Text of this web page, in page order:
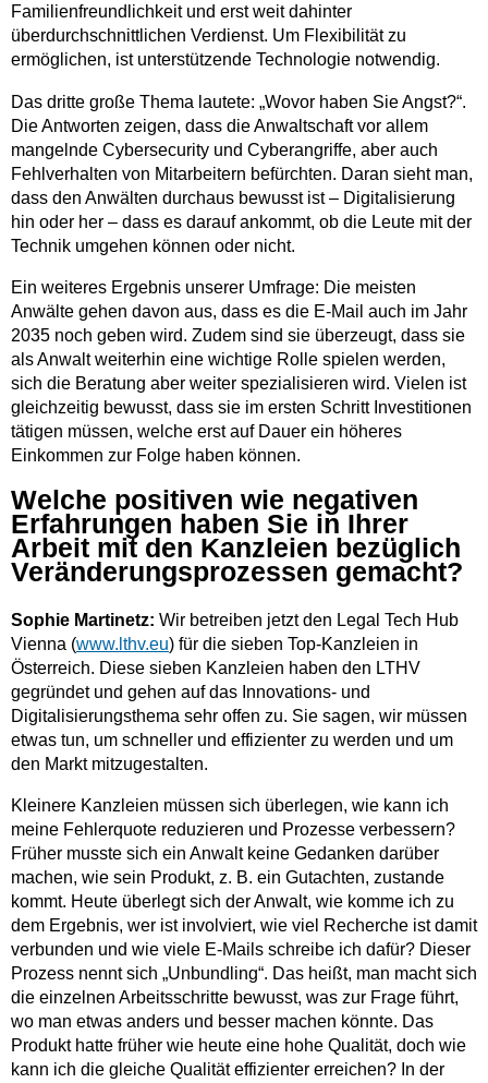
Familienfreundlichkeit und erst weit dahinter
überdurchschnittlichen Verdienst. Um Flexibilität zu
ermöglichen, ist unterstützende Technologie notwendig.
Das dritte große Thema lautete: „Wovor haben Sie Angst?“.
Die Antworten zeigen, dass die Anwaltschaft vor allem
mangelnde Cybersecurity und Cyberangriffe, aber auch
Fehlverhalten von Mitarbeitern befürchten. Daran sieht man,
dass den Anwälten durchaus bewusst ist – Digitalisierung
hin oder her – dass es darauf ankommt, ob die Leute mit der
Technik umgehen können oder nicht.
Ein weiteres Ergebnis unserer Umfrage: Die meisten
Anwälte gehen davon aus, dass es die E-Mail auch im Jahr
2035 noch geben wird. Zudem sind sie überzeugt, dass sie
als Anwalt weiterhin eine wichtige Rolle spielen werden,
sich die Beratung aber weiter spezialisieren wird. Vielen ist
gleichzeitig bewusst, dass sie im ersten Schritt Investitionen
tätigen müssen, welche erst auf Dauer ein höheres
Einkommen zur Folge haben können.
Welche positiven wie negativen
Erfahrungen haben Sie in Ihrer
Arbeit mit den Kanzleien bezüglich
Veränderungsprozessen gemacht?
Sophie Martinetz: Wir betreiben jetzt den Legal Tech Hub
Vienna (www.lthv.eu) für die sieben Top-Kanzleien in
Österreich. Diese sieben Kanzleien haben den LTHV
gegründet und gehen auf das Innovations- und
Digitalisierungsthema sehr offen zu. Sie sagen, wir müssen
etwas tun, um schneller und effizienter zu werden und um
den Markt mitzugestalten.
Kleinere Kanzleien müssen sich überlegen, wie kann ich
meine Fehlerquote reduzieren und Prozesse verbessern?
Früher musste sich ein Anwalt keine Gedanken darüber
machen, wie sein Produkt, z. B. ein Gutachten, zustande
kommt. Heute überlegt sich der Anwalt, wie komme ich zu
dem Ergebnis, wer ist involviert, wie viel Recherche ist damit
verbunden und wie viele E-Mails schreibe ich dafür? Dieser
Prozess nennt sich „Unbundling“. Das heißt, man macht sich
die einzelnen Arbeitsschritte bewusst, was zur Frage führt,
wo man etwas anders und besser machen könnte. Das
Produkt hatte früher wie heute eine hohe Qualität, doch wie
kann ich die gleiche Qualität effizienter erreichen? In der